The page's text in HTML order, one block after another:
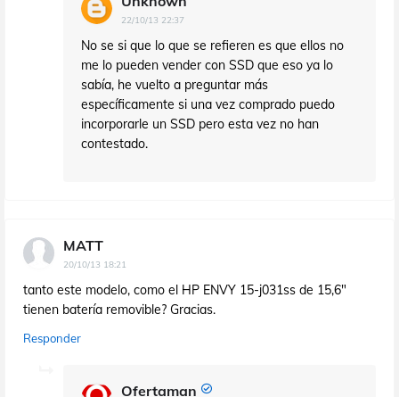
22/10/13 22:37
No se si que lo que se refieren es que ellos no
me lo pueden vender con SSD que eso ya lo
sabía, he vuelto a preguntar más
específicamente si una vez comprado puedo
incorporarle un SSD pero esta vez no han
contestado.
MATT
20/10/13 18:21
tanto este modelo, como el HP ENVY 15-j031ss de 15,6"
tienen batería removible? Gracias.
Responder
Ofertaman